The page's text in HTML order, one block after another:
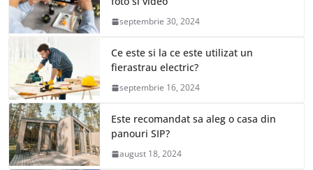
septembrie 30, 2024
Ce este si la ce este utilizat un
fierastrau electric?
septembrie 16, 2024
Este recomandat sa aleg o casa din
panouri SIP?
august 18, 2024